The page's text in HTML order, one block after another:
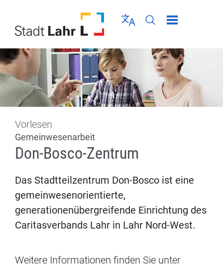
Sprache wählen
Seiten-Suche
Menü schließen
Vorlesen
Gemeinwesenarbeit
Don-Bosco-Zentrum
Das Stadtteilzentrum Don-Bosco ist eine
gemeinwesenorientierte,
generationenübergreifende Einrichtung des
Caritasverbands Lahr in Lahr Nord-West.
Weitere Informationen finden Sie unter